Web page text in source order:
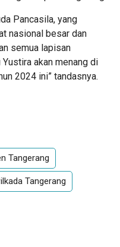
Pancasila, yang
nasional besar dan
semua lapisan
akan menang di
2024 ini” tandasnya.
Tangerang
Tangerang